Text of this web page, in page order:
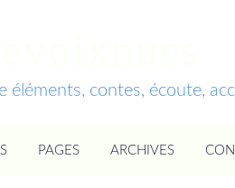
éléments, contes, écoute,
PAGES ARCHIVES